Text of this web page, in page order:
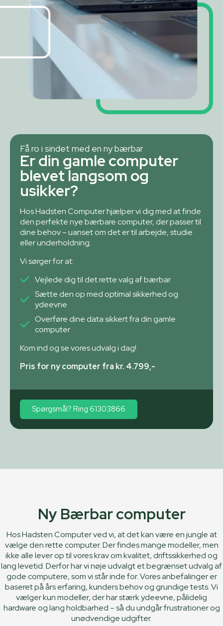
Få ro i sindet med en ny bærbar
Er din gamle computer
blevet langsom og
usikker?
Hos Hadsten Computer hjælper vi dig med at finde
den perfekte nye bærbare computer, der passer til
dine behov – uanset om det er til arbejde, studie
eller underholdning.
Vi sørger for at:
Vejlede dig til det rette valg af bærbar
Sætte den op med optimal sikkerhed og
ydeevne
Overføre dine data sikkert fra din gamle
computer
Kom ind og se vores udvalg i dag!
Pris for ny computer fra kr. 4.799,-
Spørgsmål? Ring 61303866
Ny Bærbar computer
Hos Hadsten Computer ved vi, at det kan være en jungle at
vælge den rette computer. Der findes mange modeller, men
ikke alle lever op til vores krav om kvalitet, driftssikkerhed og
lang levetid. Derfor har vi nøje udvalgt et begrænset udvalg af
gode computere, som vi står inde for.Vores anbefalinger er
baseret på års erfaring, kunders behov og grundige tests. Vi
vælger kun modeller, der har stærk ydeevne, pålidelig
hardware og lang holdbarhed – så du undgår frustrationer og
unødvendige udgifter.